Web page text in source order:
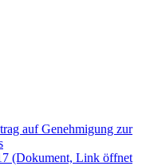
auf Genehmigung zur
(Dokument, Link öffnet